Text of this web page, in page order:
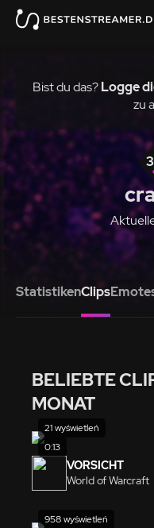
Bist du das? Logge
zu
StatistikenClips
BELIEBTE
MONAT
0:13
21 wyświetleń
VORSICHT
World of Warcraft
958 wyświetleń